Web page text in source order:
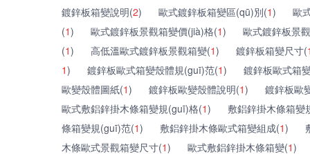
鍍鋅板箱變說明(2) 歐式鍍鋅板箱變區(qū)別(1)
歐
(1) 歐式鍍鋅板景觀箱變價(jià)格(1)
歐式鍍鋅板景
(1) 高低溫歐式鍍鋅板景觀箱變(1) 鍍鋅板箱變尺寸(
1) 鍍鋅板歐式箱變殼體規(guī)范(1)
鍍鋅板歐式箱
歐變殼體圖紙(1) 鍍鋅板歐變殼體說明(1)
鍍鋅板歐
歐式敷鋁鋅掛木條箱變規(guī)格(1)
敷鋁鋅掛木條箱變
條箱變規(guī)范(1) 敷鋁鋅掛木條歐式箱變組成(1)
木條歐式景觀箱變尺寸(1) 歐式敷鋁鋅掛木條箱變(1)